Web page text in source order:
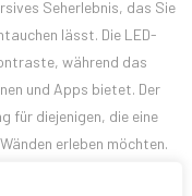
Seherlebnis, das Sie
lässt. Die LED-
während das
und Apps bietet. Der
für diejenigen, die eine
erleben möchten.